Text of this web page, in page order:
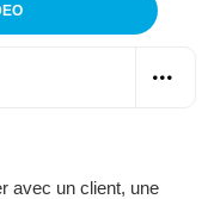
avec un client, une